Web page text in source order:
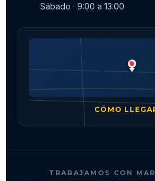
Sábado · 9:00 a 13:00
CÓMO
TRABAJAMOS CON